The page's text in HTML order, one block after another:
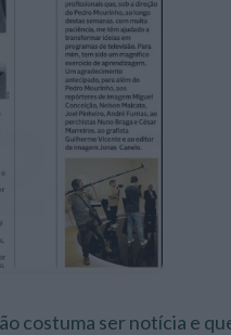
costuma ser notícia e